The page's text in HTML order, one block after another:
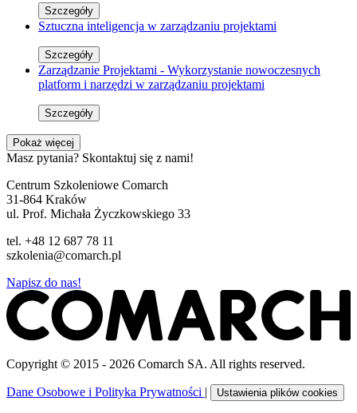
Szczegóły
Sztuczna inteligencja w zarządzaniu projektami
Szczegóły
Zarządzanie Projektami - Wykorzystanie nowoczesnych
platform i narzędzi w zarządzaniu projektami
Szczegóły
Pokaż więcej
Masz pytania? Skontaktuj się z nami!
Centrum Szkoleniowe Comarch
31-864 Kraków
ul. Prof. Michała Życzkowskiego 33
tel. +48 12 687 78 11
szkolenia@comarch.pl
Napisz do nas!
Copyright © 2015 - 2026 Comarch SA. All rights reserved.
Dane Osobowe i Polityka Prywatności | Ustawienia plików cookies